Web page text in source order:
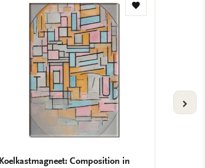
Toevoegen
Koelkastmagneet: Composition in